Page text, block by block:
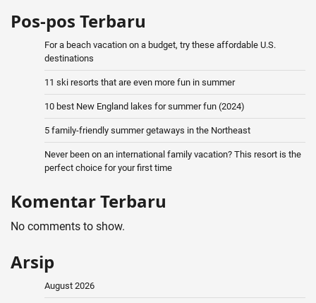
Pos-pos Terbaru
For a beach vacation on a budget, try these affordable U.S.
destinations
11 ski resorts that are even more fun in summer
10 best New England lakes for summer fun (2024)
5 family-friendly summer getaways in the Northeast
Never been on an international family vacation? This resort is the
perfect choice for your first time
Komentar Terbaru
No comments to show.
Arsip
August 2026